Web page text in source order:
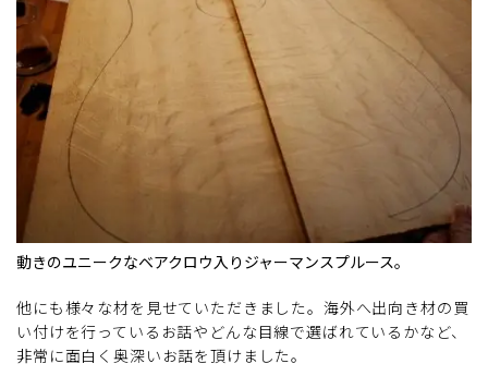
動きのユニークなベアクロウ入りジャーマンスプルース。
他にも様々な材を見せていただきました。海外へ出向き材の買
い付けを行っているお話やどんな目線で選ばれているかなど、
非常に面白く奥深いお話を頂けました。